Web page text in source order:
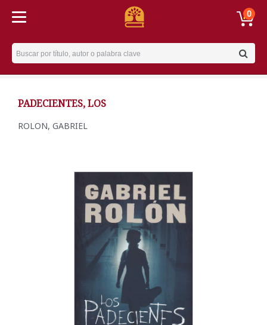
0
Username
PADECIENTES, LOS
ROLON, GABRIEL